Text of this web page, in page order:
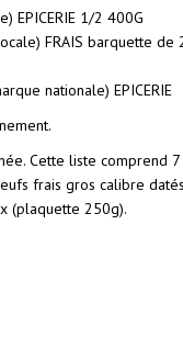
EPICERIE 1/2 400G
FRAIS barquette de
nationale) EPICERIE
Cette liste comprend
frais gros calibre
(plaquette 250g).